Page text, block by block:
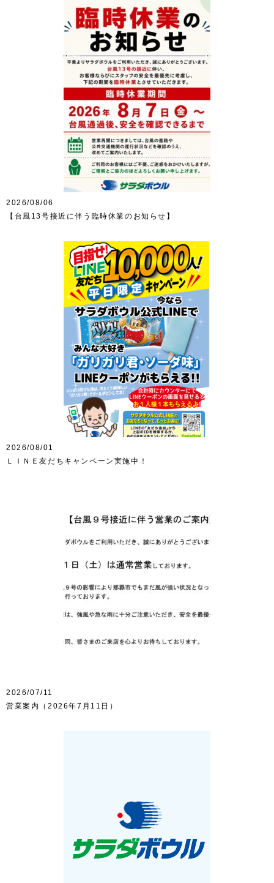
2026/08/06
【台風13号接近に伴う臨時休業のお知らせ】
2026/08/01
ＬＩＮＥ友だちキャンペーン実施中！
2026/07/11
営業案内（2026年7月11日）